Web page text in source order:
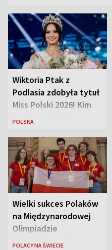
Wiktoria Ptak z
Podlasia zdobyła tytuł
Miss Polski 2026! Kim
jest nowa królowa
POLSKA
Wielki sukces Polaków
na Międzynarodowej
Olimpiadzie
Lingwistycznej
POLACY NA ŚWIECIE